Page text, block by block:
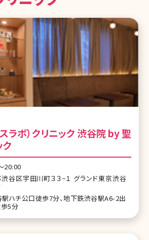
20:00
谷区宇田川町３３−１ グランド東京渋谷
駅ハチ公口徒歩7分、地下鉄渋谷駅A6-2出
5分